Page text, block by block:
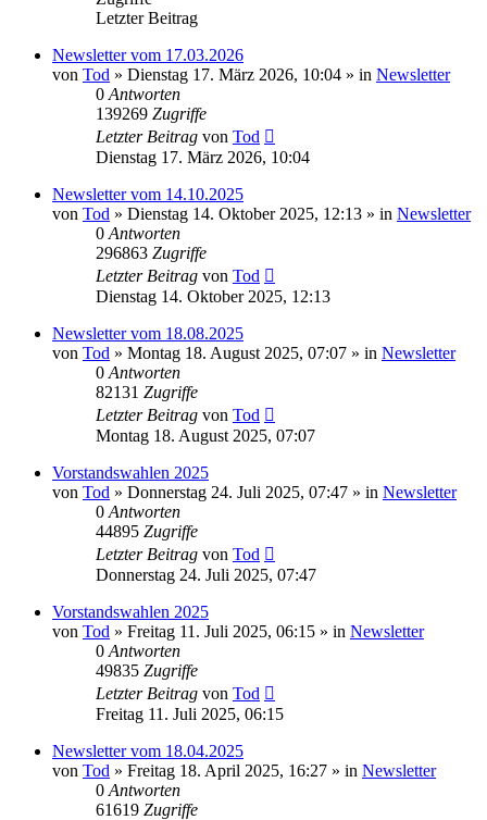
Letzter Beitrag
Newsletter vom 17.03.2026
von Tod » Dienstag 17. März 2026, 10:04 » in Newsletter
0 Antworten
139269 Zugriffe
Letzter Beitrag von Tod
Dienstag 17. März 2026, 10:04
Newsletter vom 14.10.2025
von Tod » Dienstag 14. Oktober 2025, 12:13 » in Newsletter
0 Antworten
296863 Zugriffe
Letzter Beitrag von Tod
Dienstag 14. Oktober 2025, 12:13
Newsletter vom 18.08.2025
von Tod » Montag 18. August 2025, 07:07 » in Newsletter
0 Antworten
82131 Zugriffe
Letzter Beitrag von Tod
Montag 18. August 2025, 07:07
Vorstandswahlen 2025
von Tod » Donnerstag 24. Juli 2025, 07:47 » in Newsletter
0 Antworten
44895 Zugriffe
Letzter Beitrag von Tod
Donnerstag 24. Juli 2025, 07:47
Vorstandswahlen 2025
von Tod » Freitag 11. Juli 2025, 06:15 » in Newsletter
0 Antworten
49835 Zugriffe
Letzter Beitrag von Tod
Freitag 11. Juli 2025, 06:15
Newsletter vom 18.04.2025
von Tod » Freitag 18. April 2025, 16:27 » in Newsletter
0 Antworten
61619 Zugriffe